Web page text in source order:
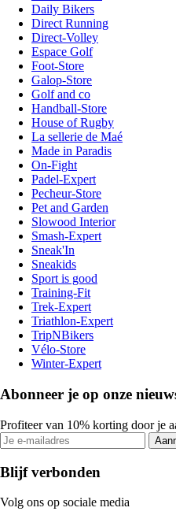
Daily Bikers
Direct Running
Direct-Volley
Espace Golf
Foot-Store
Galop-Store
Golf and co
Handball-Store
House of Rugby
La sellerie de Maé
Made in Paradis
On-Fight
Padel-Expert
Pecheur-Store
Pet and Garden
Slowood Interior
Smash-Expert
Sneak'In
Sneakids
Sport is good
Training-Fit
Trek-Expert
Triathlon-Expert
TripNBikers
Vélo-Store
Winter-Expert
Abonneer je op onze
Profiteer van 10% korting door je
Blijf verbonden
Volg ons op sociale media